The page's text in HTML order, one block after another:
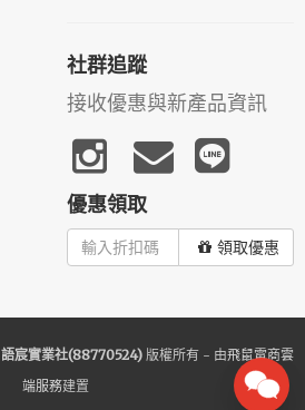
社群追蹤
接收優惠與新產品資訊
優惠領取
領取優惠
語宸實業社(88770524) 版權所有 - 由飛鼠電商雲
端服務建置